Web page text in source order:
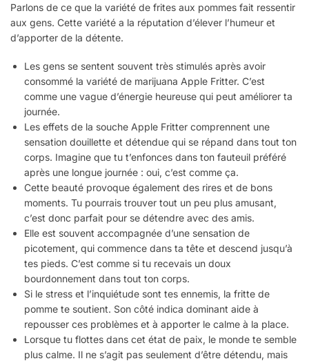
Parlons de ce que la variété de frites aux pommes fait ressentir
aux gens. Cette variété a la réputation d’élever l’humeur et
d’apporter de la détente.
Les gens se sentent souvent très stimulés après avoir
consommé la variété de marijuana Apple Fritter. C’est
comme une vague d’énergie heureuse qui peut améliorer ta
journée.
Les effets de la souche Apple Fritter comprennent une
sensation douillette et détendue qui se répand dans tout ton
corps. Imagine que tu t’enfonces dans ton fauteuil préféré
après une longue journée : oui, c’est comme ça.
Cette beauté provoque également des rires et de bons
moments. Tu pourrais trouver tout un peu plus amusant,
c’est donc parfait pour se détendre avec des amis.
Elle est souvent accompagnée d’une sensation de
picotement, qui commence dans ta tête et descend jusqu’à
tes pieds. C’est comme si tu recevais un doux
bourdonnement dans tout ton corps.
Si le stress et l’inquiétude sont tes ennemis, la fritte de
pomme te soutient. Son côté indica dominant aide à
repousser ces problèmes et à apporter le calme à la place.
Lorsque tu flottes dans cet état de paix, le monde te semble
plus calme. Il ne s’agit pas seulement d’être détendu, mais